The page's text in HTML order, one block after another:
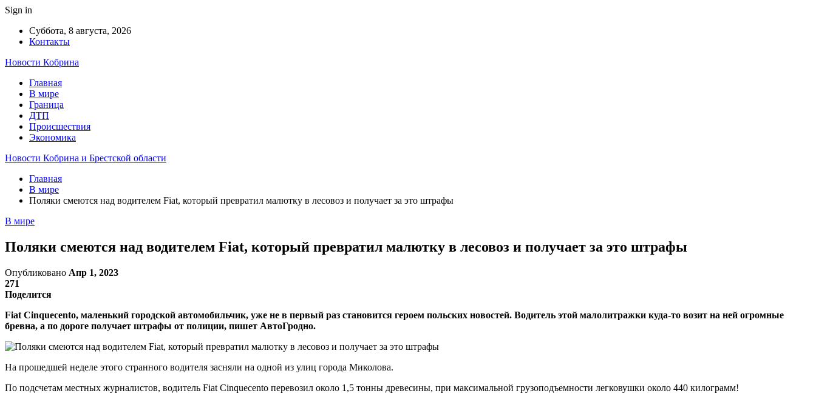
Sign in
Суббота, 8 августа, 2026
Контакты
Новости Кобрина
Главная
В мире
Граница
ДТП
Происшествия
Экономика
Новости Кобрина и Брестской области
Главная
В мире
Поляки смеются над водителем Fiat, который превратил малютку в лесовоз и получает за это штрафы
В мире
Поляки смеются над водителем Fiat, который превратил малютку в лесовоз и получает за это штрафы
Опубликовано Апр 1, 2023
271
Поделится
Fiat Cinquecento, маленький городской автомобильчик, уже не в первый раз становится героем польских новостей. Водитель этой малолитражки куда-то возит на ней огромные
бревна, а по дороге получает штрафы от полиции, пишет АвтоГродно.
На прошедшей неделе этого странного водителя засняли на одной из улиц города Миколова.
По подсчетам местных журналистов, водитель Fiat Cinquecento перевозил около 1,5 тонны древесины, при максимальной грузоподъемности легковушки около 440 килограмм!